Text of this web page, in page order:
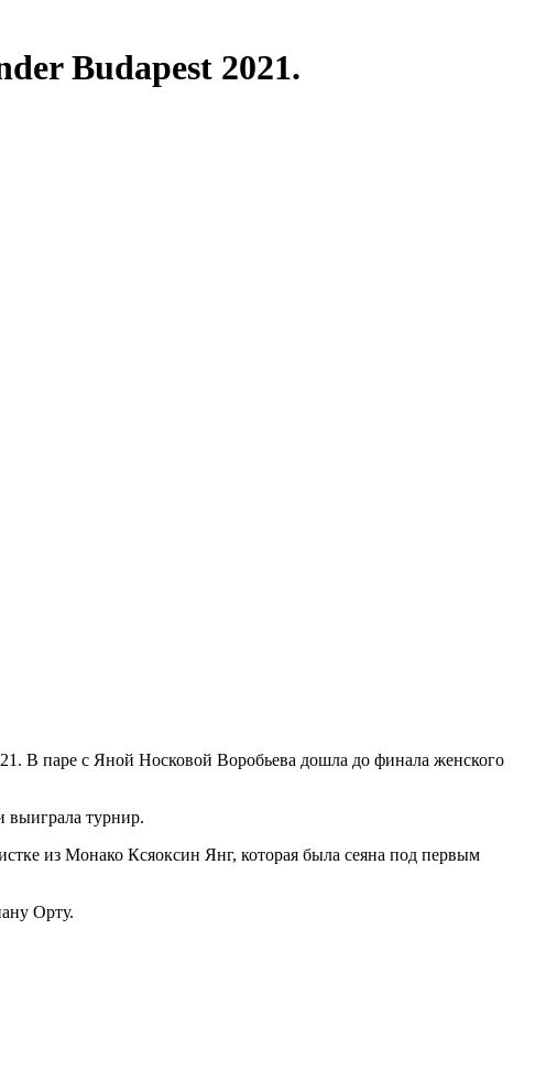
Budapest 2021.
В паре с Яной Носковой Воробьева дошла до финала женского
выиграла турнир.
из Монако Ксяоксин Янг, которая была сеяна под первым
Орту.